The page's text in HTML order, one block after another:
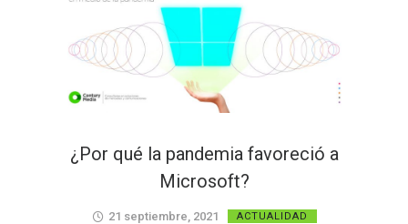
¿Por qué la pandemia favoreció a
Microsoft?
21 septiembre, 2021 ACTUALIDAD